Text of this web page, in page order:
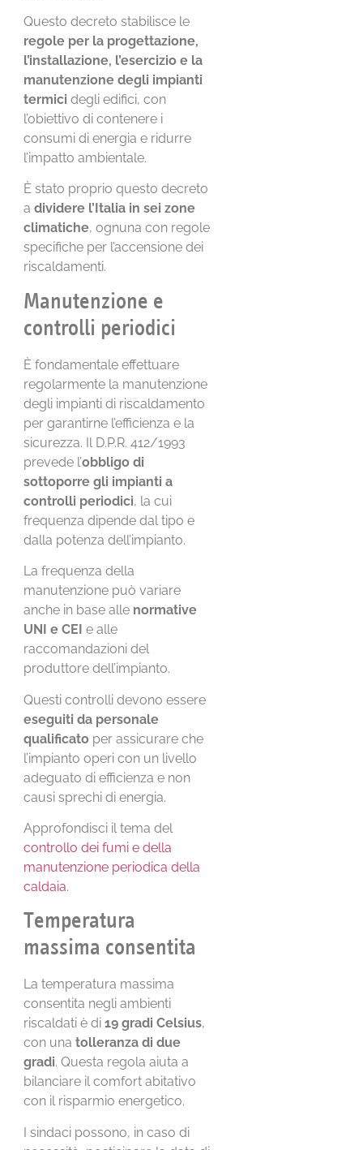
Questo decreto stabilisce le
regole per la progettazione,
l’installazione, l’esercizio e la
manutenzione degli impianti
termici degli edifici, con
l’obiettivo di contenere i
consumi di energia e ridurre
l’impatto ambientale.
È stato proprio questo decreto
adividere l’Italia in sei zone
climatiche, ognuna con regole
specifiche per l’accensione dei
riscaldamenti.
Manutenzione e
controlli periodici
È fondamentale effettuare
regolarmente la manutenzione
degli impianti di riscaldamento
per garantirne l’efficienza e la
sicurezza. Il D.P.R. 412/1993
prevede l’obbligo di
sottoporre gli impianti a
controlli periodici, la cui
frequenza dipende dal tipo e
dalla potenza dell’impianto.
La frequenza della
manutenzione può variare
anche in base alle normative
UNI e CEI e alle
raccomandazioni del
produttore dell’impianto.
Questi controlli devono essere
eseguiti da personale
qualificato per assicurare che
l’impianto operi con un livello
adeguato di efficienza e non
causi sprechi di energia.
Approfondisci il tema del
controllo dei fumi e della
manutenzione periodica della
caldaia.
Temperatura
massima consentita
La temperatura massima
consentita negli ambienti
riscaldati è di19 gradi Celsius,
con unatolleranza di due
gradi. Questa regola aiuta a
bilanciare il comfort abitativo
con il risparmio energetico.
I sindaci possono, in caso di